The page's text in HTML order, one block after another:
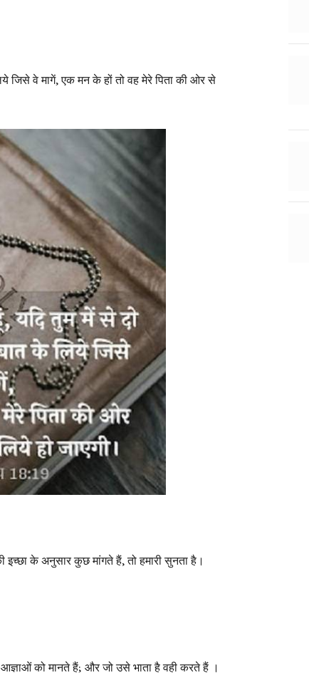
जिसे वे मागें, एक मन के हों तो वह मेरे पिता की ओर से
के अनुसार कुछ मांगते हैं, तो हमारी सुनता है।
को मानते हैं; और जो उसे भाता है वही करते हैं ।